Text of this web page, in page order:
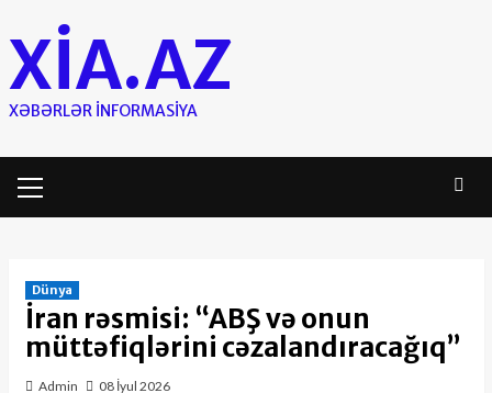
to
content
XIA.AZ
XƏBƏRLƏR INFORMASIYA
Menu
Dünya
İran rəsmisi: “ABŞ və onun
müttəfiqlərini cəzalandıracağıq”
Admin 08 İyul 2026